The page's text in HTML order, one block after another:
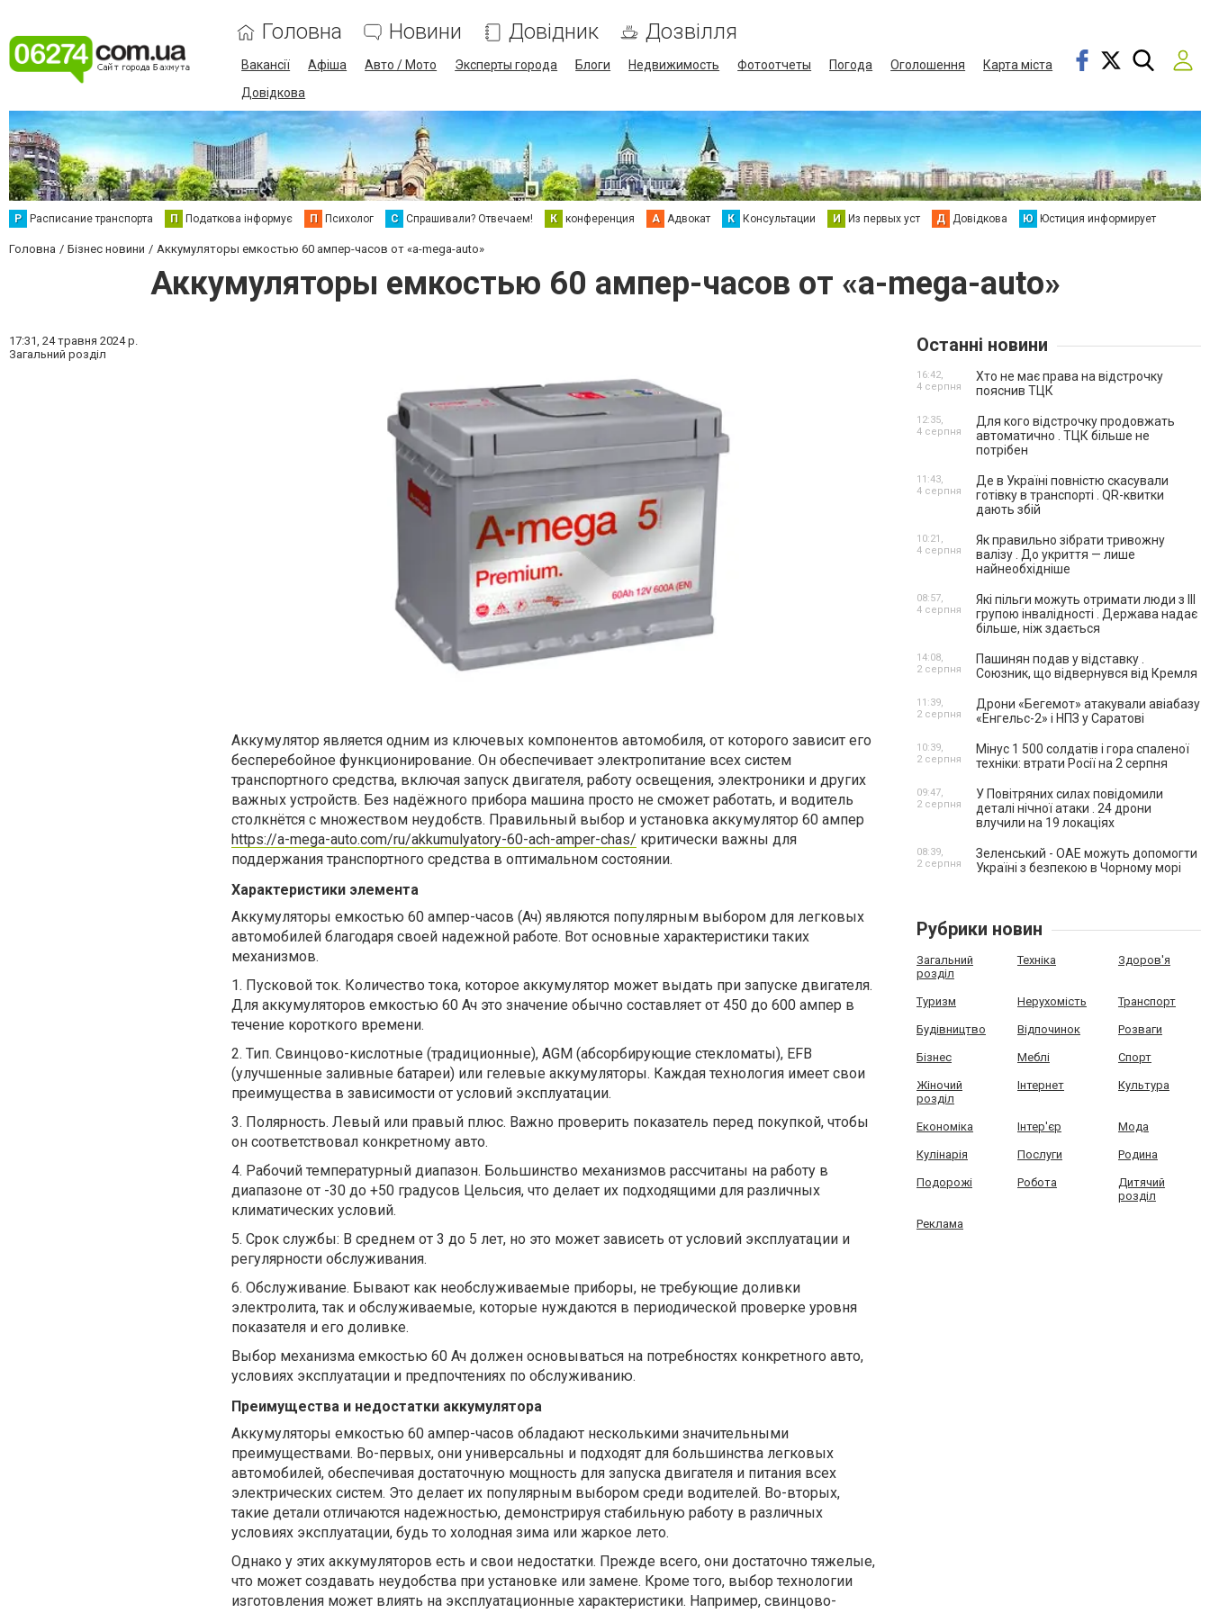
Головна Новини Довідник Дозвілля
Вакансії Афіша Авто / Мото Эксперты города Блоги Недвижимость Фотоотчеты Погода Оголошення
Карта міста
Довідкова
Р Расписание транспорта П Податкова інформує П Психолог С Спрашивали? Отвечаем! К конференция А Адвокат К Консультации И Из первых уст Д Довідкова Ю Юстиция информирует
Головна Бізнес новини Аккумуляторы емкостью 60 ампер-часов от «a-mega-auto»
Аккумуляторы емкостью 60 ампер-часов от «a-mega-auto»
17:31, 24 травня 2024 р.
Загальний розділ
Аккумулятор является одним из ключевых компонентов автомобиля, от которого зависит его
бесперебойное функционирование. Он обеспечивает электропитание всех систем
транспортного средства, включая запуск двигателя, работу освещения, электроники и других
важных устройств. Без надёжного прибора машина просто не сможет работать, и водитель
столкнётся с множеством неудобств. Правильный выбор и установка аккумулятор 60 ампер
https://a-mega-auto.com/ru/akkumulyatory-60-ach-amper-chas/ критически важны для
поддержания транспортного средства в оптимальном состоянии.
Характеристики элемента
Аккумуляторы емкостью 60 ампер-часов (Ач) являются популярным выбором для легковых
автомобилей благодаря своей надежной работе. Вот основные характеристики таких
механизмов.
1. Пусковой ток. Количество тока, которое аккумулятор может выдать при запуске двигателя.
Для аккумуляторов емкостью 60 Ач это значение обычно составляет от 450 до 600 ампер в
течение короткого времени.
2. Тип. Свинцово-кислотные (традиционные), AGM (абсорбирующие стекломаты), EFB
(улучшенные заливные батареи) или гелевые аккумуляторы. Каждая технология имеет свои
преимущества в зависимости от условий эксплуатации.
3. Полярность. Левый или правый плюс. Важно проверить показатель перед покупкой, чтобы
он соответствовал конкретному авто.
4. Рабочий температурный диапазон. Большинство механизмов рассчитаны на работу в
диапазоне от -30 до +50 градусов Цельсия, что делает их подходящими для различных
климатических условий.
5. Срок службы: В среднем от 3 до 5 лет, но это может зависеть от условий эксплуатации и
регулярности обслуживания.
6. Обслуживание. Бывают как необслуживаемые приборы, не требующие доливки
электролита, так и обслуживаемые, которые нуждаются в периодической проверке уровня
показателя и его доливке.
Выбор механизма емкостью 60 Ач должен основываться на потребностях конкретного авто,
условиях эксплуатации и предпочтениях по обслуживанию.
Преимущества и недостатки аккумулятора
Аккумуляторы емкостью 60 ампер-часов обладают несколькими значительными
преимуществами. Во-первых, они универсальны и подходят для большинства легковых
автомобилей, обеспечивая достаточную мощность для запуска двигателя и питания всех
электрических систем. Это делает их популярным выбором среди водителей. Во-вторых,
такие детали отличаются надежностью, демонстрируя стабильную работу в различных
условиях эксплуатации, будь то холодная зима или жаркое лето.
Однако у этих аккумуляторов есть и свои недостатки. Прежде всего, они достаточно тяжелые,
что может создавать неудобства при установке или замене. Кроме того, выбор технологии
изготовления может влиять на эксплуатационные характеристики. Например, свинцово-
Останні новини
Хто не має права на відстрочку
пояснив ТЦК
16:42,
4 серпня
Для кого відстрочку продовжать
автоматично . ТЦК більше не
потрібен
12:35,
4 серпня
Де в Україні повністю скасували
готівку в транспорті . QR-квитки
дають збій
11:43,
4 серпня
Як правильно зібрати тривожну
валізу . До укриття — лише
найнеобхідніше
10:21,
4 серпня
Які пільги можуть отримати люди з III
групою інвалідності . Держава надає
більше, ніж здається
08:57,
4 серпня
Пашинян подав у відставку .
Союзник, що відвернувся від Кремля
14:08,
2 серпня
Дрони «Бегемот» атакували авіабазу
«Енгельс-2» і НПЗ у Саратові
11:39,
2 серпня
Мінус 1 500 солдатів і гора спаленої
техніки: втрати Росії на 2 серпня
10:39,
2 серпня
У Повітряних силах повідомили
деталі нічної атаки . 24 дрони
влучили на 19 локаціях
09:47,
2 серпня
Зеленський - ОАЕ можуть допомогти
Україні з безпекою в Чорному морі
08:39,
2 серпня
Рубрики новин
Загальний
розділ
Техніка Здоров'я
Туризм Нерухомість Транспорт
Будівництво Відпочинок Розваги
Бізнес Меблі Спорт
Жіночий
розділ
Інтернет Культура
Економіка Інтер'єр Мода
Кулінарія Послуги Родина
Подорожі Робота
Дитячий
розділ
Реклама